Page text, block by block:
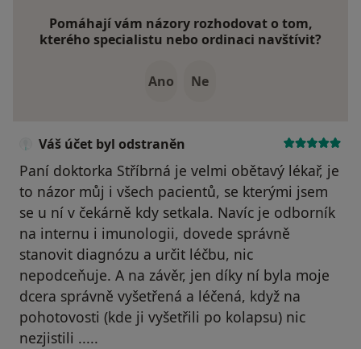
Pomáhají vám názory rozhodovat o tom,
kterého specialistu nebo ordinaci navštívit?
Ano Ne
Váš účet byl odstraněn
Paní doktorka Stříbrná je velmi obětavý lékař, je
to názor můj i všech pacientů, se kterými jsem
se u ní v čekárně kdy setkala. Navíc je odborník
na internu i imunologii, dovede správně
stanovit diagnózu a určit léčbu, nic
nepodceňuje. A na závěr, jen díky ní byla moje
dcera správně vyšetřená a léčená, když na
pohotovosti (kde ji vyšetřili po kolapsu) nic
nezjistili .....